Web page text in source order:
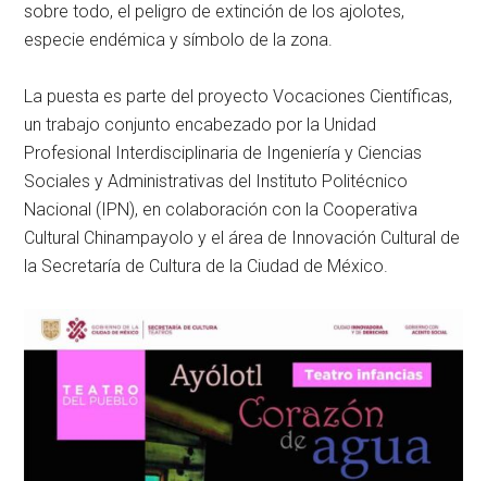
sobre todo, el peligro de extinción de los ajolotes,
especie endémica y símbolo de la zona.
La puesta es parte del proyecto Vocaciones Científicas,
un trabajo conjunto encabezado por la Unidad
Profesional Interdisciplinaria de Ingeniería y Ciencias
Sociales y Administrativas del Instituto Politécnico
Nacional (IPN), en colaboración con la Cooperativa
Cultural Chinampayolo y el área de Innovación Cultural de
la Secretaría de Cultura de la Ciudad de México.